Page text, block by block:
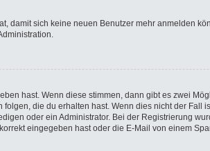
damit sich keine neuen Benutzer mehr anmelden
hast. Wenn diese stimmen, dann gibt es zwei
die du erhalten hast. Wenn dies nicht der
oder ein Administrator. Bei der Registrierung
eingegeben hast oder die E-Mail von einem